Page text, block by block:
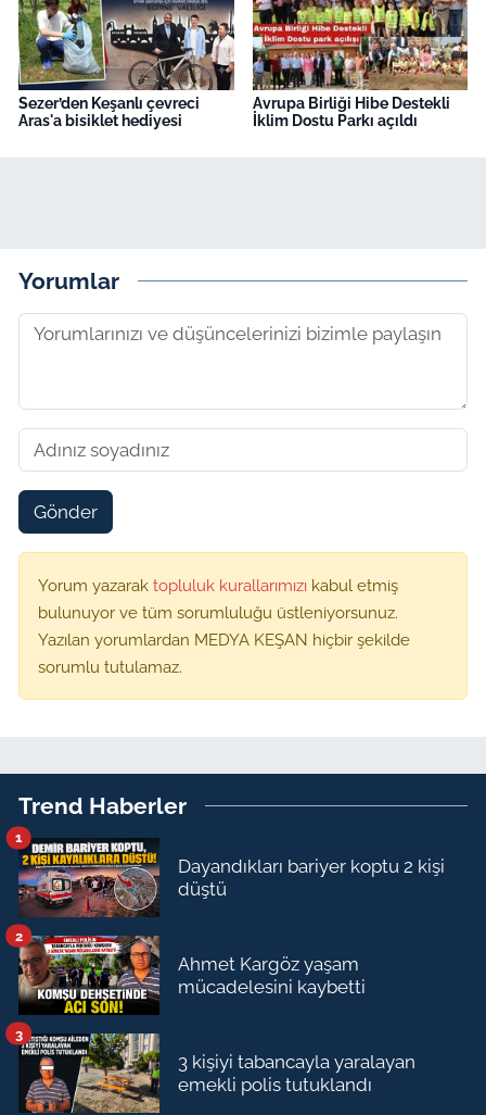
Sezer’den Keşanlı çevreci
Aras'a bisiklet hediyesi
Avrupa Birliği Hibe Destekli
İklim Dostu Parkı açıldı
Yorumlar
Gönder
Yorum yazarak topluluk kurallarımızı kabul etmiş
bulunuyor ve tüm sorumluluğu üstleniyorsunuz.
Yazılan yorumlardan MEDYA KEŞAN hiçbir şekilde
sorumlu tutulamaz.
Trend Haberler
Dayandıkları bariyer koptu 2 kişi
düştü
1
Ahmet Kargöz yaşam
mücadelesini kaybetti
2
3 kişiyi tabancayla yaralayan
emekli polis tutuklandı
3